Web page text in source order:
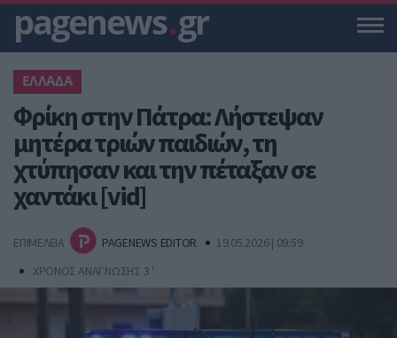
pagenews.gr
ΕΛΛΑΔΑ
Φρίκη στην Πάτρα: Λήστεψαν
μητέρα τριών παιδιών, τη
χτύπησαν και την πέταξαν σε
χαντάκι [vid]
ΕΠΙΜΕΛΕΙΑ PAGENEWS EDITOR
19.05.2026 | 09:59
ΧΡΟΝΟΣ ΑΝΑΓΝΩΣΗΣ 3 '